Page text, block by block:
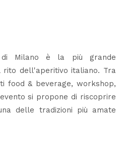
di Milano è la più grande
rito dell'aperitivo italiano. Tra
food & beverage, workshop,
si propone di riscoprire
delle tradizioni più amate